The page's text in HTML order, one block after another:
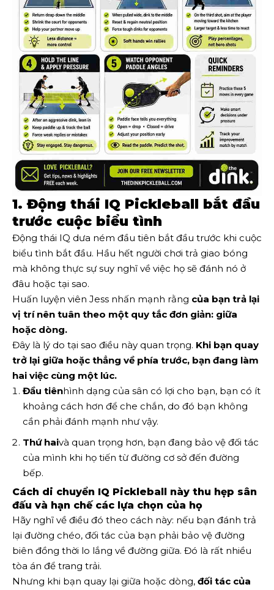
1. Động thái IQ Pickleball bắt đầu
trước cuộc biểu tình
Động thái IQ dưa ném đầu tiên bắt đầu trước khi cuộc
biểu tình bắt đầu. Hầu hết người chơi trả giao bóng
mà không thực sự suy nghĩ về việc họ sẽ đánh nó ở
đâu hoặc tại sao.
Huấn luyện viên Jess nhấn mạnh rằng của bạn trả lại
vị trínên tuân theo một quy tắc đơn giản: giữa
hoặc dòng.
Đây là lý do tại sao điều này quan trọng. Khi bạn quay
trở lại giữa hoặc thẳng về phía trước, bạn đang làm
hai việc cùng một lúc.
Đầu tiênhình dạng của sân có lợi cho bạn, bạn có ít
khoảng cách hơn để che chắn, do đó bạn không
cần phải đánh mạnh như vậy.
Thứ haivà quan trọng hơn, bạn đang bảo vệ đối tác
của mình khi họ tiến từ đường cơ sở đến đường
bếp.
Cách di chuyển IQ Pickleball này thu hẹp sân
đấu và hạn chế các lựa chọn của họ
Hãy nghĩ về điều đó theo cách này: nếu bạn đánh trả
lại đường chéo, đối tác của bạn phải bảo vệ đường
biên đồng thời lo lắng về đường giữa. Đó là rất nhiều
tòa án để trang trải.
Nhưng khi bạn quay lại giữa hoặc dòng, đối tác của